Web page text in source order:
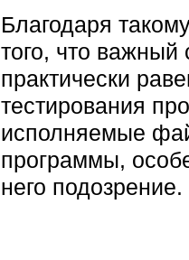
Благодаря
того, что
практически
тестирования
исполняемые
программы,
него